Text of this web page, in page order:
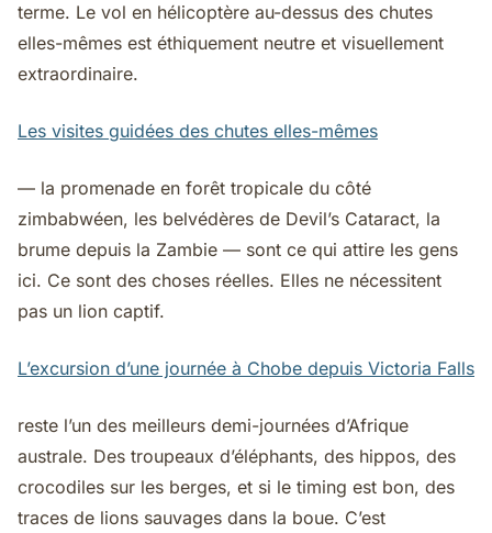
terme. Le vol en hélicoptère au-dessus des chutes
elles-mêmes est éthiquement neutre et visuellement
extraordinaire.
Les visites guidées des chutes elles-mêmes
— la promenade en forêt tropicale du côté
zimbabwéen, les belvédères de Devil’s Cataract, la
brume depuis la Zambie — sont ce qui attire les gens
ici. Ce sont des choses réelles. Elles ne nécessitent
pas un lion captif.
L’excursion d’une journée à Chobe depuis Victoria Falls
reste l’un des meilleurs demi-journées d’Afrique
australe. Des troupeaux d’éléphants, des hippos, des
crocodiles sur les berges, et si le timing est bon, des
traces de lions sauvages dans la boue. C’est